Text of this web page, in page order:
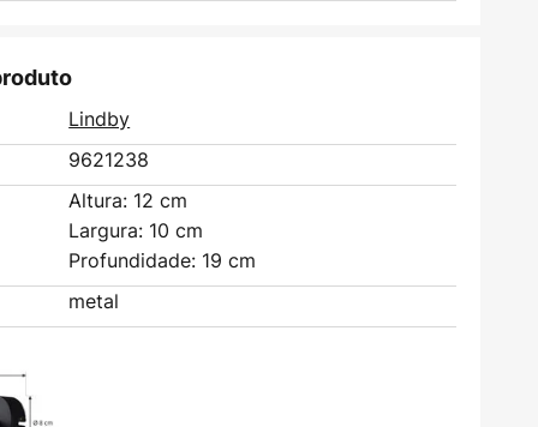
Lindby
9621238
Altura: 12 cm
Largura: 10 cm
Profundidade: 19 cm
metal